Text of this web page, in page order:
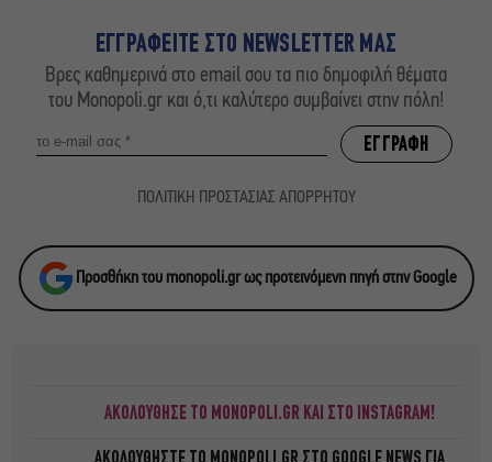
ΕΓΓΡΑΦΕΙΤΕ ΣΤΟ NEWSLETTER ΜΑΣ
Βρες καθημερινά στο email σου τα πιο δημοφιλή θέματα
του Monopoli.gr και ό,τι καλύτερο συμβαίνει στην πόλη!
ΠΟΛΙΤΙΚΗ ΠΡΟΣΤΑΣΙΑΣ ΑΠΟΡΡΗΤΟΥ
Προσθήκη του monopoli.gr ως προτεινόμενη πηγή στην Google
ΑΚΟΛΟΥΘΗΣΕ ΤΟ MONOPOLI.GR ΚΑΙ ΣΤΟ INSTAGRAM!